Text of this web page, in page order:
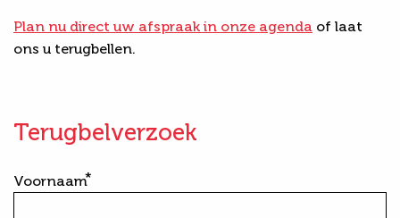
Plan nu direct uw afspraak in onze agenda of laat
ons u terugbellen.
Terugbelverzoek
Voornaam